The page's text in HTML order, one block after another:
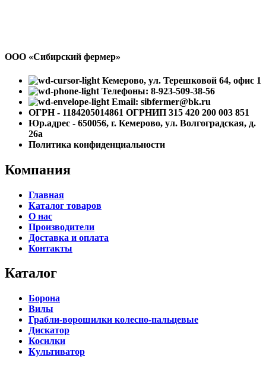
ООО «Сибирский фермер»
Кемерово, ул. Терешковой 64, офис 1
Телефоны: 8-923-509-38-56
Email: sibfermer@bk.ru
ОГРН - 1184205014861 ОГРНИП 315 420 200 003 851
Юр.адрес - 650056, г. Кемерово, ул. Волгоградская, д.
26а
Политика конфиденциальности
Компания
Главная
Каталог товаров
О нас
Производители
Доставка и оплата
Контакты
Каталог
Борона
Вилы
Грабли-ворошилки колесно-пальцевые
Дискатор
Косилки
Культиватор